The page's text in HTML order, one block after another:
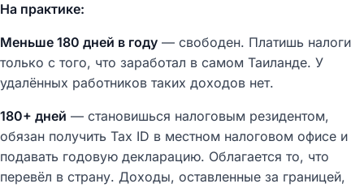
На практике:
Меньше 180 дней в году — свободен. Платишь налоги
только с того, что заработал в самом Таиланде. У
удалённых работников таких доходов нет.
180+ дней — становишься налоговым резидентом,
обязан получить Tax ID в местном налоговом офисе и
подавать годовую декларацию. Облагается то, что
перевёл в страну. Доходы, оставленные за границей,